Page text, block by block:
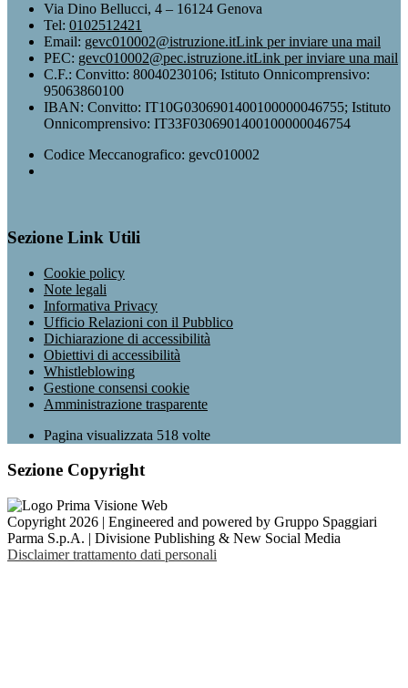
Via Dino Bellucci, 4 – 16124 Genova
Tel: 0102512421
Email: gevc010002@istruzione.itLink per inviare una mail
PEC: gevc010002@pec.istruzione.itLink per inviare una mail
C.F.: Convitto: 80040230106; Istituto Onnicomprensivo:
95063860100
IBAN: Convitto: IT10G0306901400100000046755; Istituto
Onnicomprensivo: IT33F0306901400100000046754
Codice Meccanografico: gevc010002
Sezione Link Utili
Cookie policy
Note legali
Informativa Privacy
Ufficio Relazioni con il Pubblico
Dichiarazione di accessibilità
Obiettivi di accessibilità
Whistleblowing
Gestione consensi cookie
Amministrazione trasparente
Pagina visualizzata 518 volte
Sezione Copyright
Copyright 2026 | Engineered and powered by Gruppo Spaggiari
Parma S.p.A. | Divisione Publishing & New Social Media
Disclaimer trattamento dati personali